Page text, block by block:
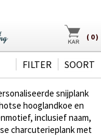
( 0)
SOORT
FILTER